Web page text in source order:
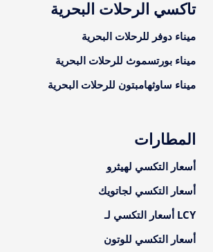
تاكسي الرحلات البحرية
ميناء دوفر للرحلات البحرية
ميناء بورتسموث للرحلات البحرية
ميناء ساوثهامبتون للرحلات البحرية
المطارات
أسعار التكسي لهيثرو
أسعار التكسي لجاتويك
LCY أسعار التكسي لـ
أسعار التكسي للوتون